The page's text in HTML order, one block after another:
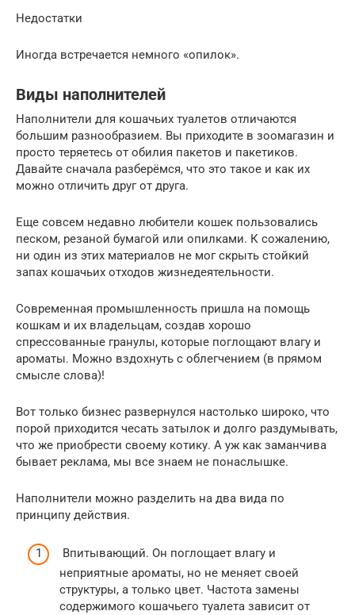
Недостатки
Иногда встречается немного «опилок».
Виды наполнителей
Наполнители для кошачьих туалетов отличаются
большим разнообразием. Вы приходите в зоомагазин и
просто теряетесь от обилия пакетов и пакетиков.
Давайте сначала разберёмся, что это такое и как их
можно отличить друг от друга.
Еще совсем недавно любители кошек пользовались
песком, резаной бумагой или опилками. К сожалению,
ни один из этих материалов не мог скрыть стойкий
запах кошачьих отходов жизнедеятельности.
Современная промышленность пришла на помощь
кошкам и их владельцам, создав хорошо
спрессованные гранулы, которые поглощают влагу и
ароматы. Можно вздохнуть с облегчением (в прямом
смысле слова)!
Вот только бизнес развернулся настолько широко, что
порой приходится чесать затылок и долго раздумывать,
что же приобрести своему котику. А уж как заманчива
бывает реклама, мы все знаем не понаслышке.
Наполнители можно разделить на два вида по
принципу действия.
Впитывающий. Он поглощает влагу и
неприятные ароматы, но не меняет своей
структуры, а только цвет. Частота замены
содержимого кошачьего туалета зависит от